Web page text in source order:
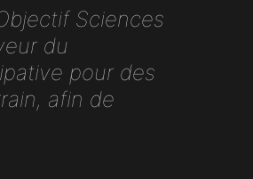
Sciences
du
pour des
afin de